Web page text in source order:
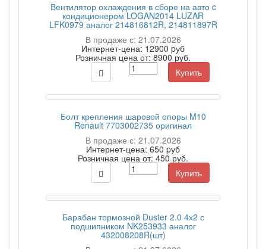
Вентилятор охлаждения в сборе на авто c
кондиционером LOGAN2014 LUZAR
LFK0979 аналог 214816812R, 214811897R
В продаже с: 21.07.2026
Интернет-цена: 12900 pуб
Розничная цена от: 8900 руб.
Купить
Болт крепления шаровой опоры M10
Renault 7703002735 оригинал
В продаже с: 21.07.2026
Интернет-цена: 650 pуб
Розничная цена от: 450 руб.
Купить
Барабан тормозной Duster 2.0 4х2 с
подшипником NK253933 аналог
432008208R(шт)